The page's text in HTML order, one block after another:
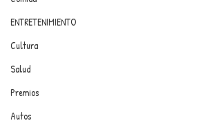
ENTRETENIMIENTO
Cultura
Salud
Premios
Autos